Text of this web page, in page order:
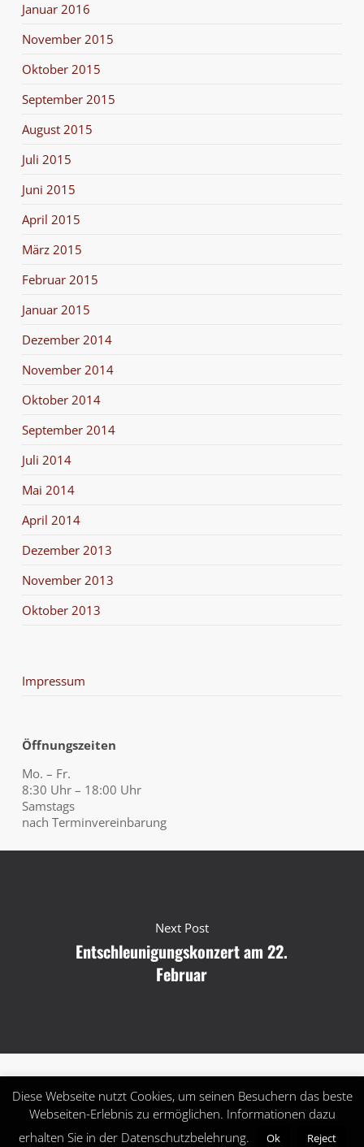
Januar 2016
November 2015
Oktober 2015
September 2015
August 2015
Juli 2015
Juni 2015
April 2015
März 2015
Februar 2015
Januar 2015
Dezember 2014
November 2014
Oktober 2014
September 2014
Juli 2014
Mai 2014
April 2014
Dezember 2013
November 2013
Oktober 2013
Impressum
Öffnungszeiten
Mo. – Fr.
8:30 Uhr – 18:00 Uhr
Samstags
nach Terminvereinbarung
Next Post
Entschleunigungskonzert am 22.
Februar
© 2026 Höratelier.Impressum|Datenschutz
Diese Webseite nutzt Cookies, um seinen Besuchern das beste
Webseiten-Erlebnis zu ermöglichen. Informationen dazu
erhalten Sie in der Datenschutzbelehrung.
Ok Reject